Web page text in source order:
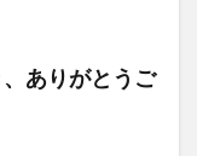
ありがとうご